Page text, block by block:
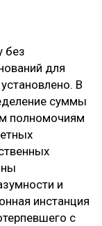
без
для
В
суммы
полномочиям
и
инстанция
с